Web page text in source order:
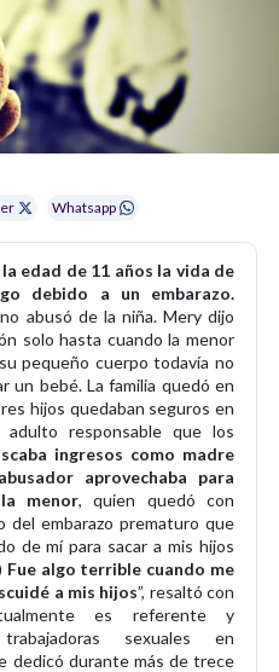
Whatsapp
edad de 11 años la vida de
debido a un embarazo.
abusó de la niña. Mery dijo
solo hasta cuando la menor
pequeño cuerpo todavía no
un bebé. La familia quedó en
hijos quedaban seguros en
responsable que los
ingresos como madre
aprovechaba para
menor, quien quedó con
del embarazo prematuro que
de mí para sacar a mis hijos
Fue algo terrible cuando me
a mis hijos”, resaltó con
es referente y
sexuales en
dedicó durante más de trece